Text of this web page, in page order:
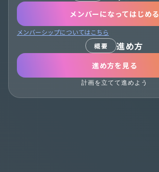
メンバーになってはじめる
メンバーシップについてはこちら
概要
進め方
進め方を見る
計画を立てて進めよう